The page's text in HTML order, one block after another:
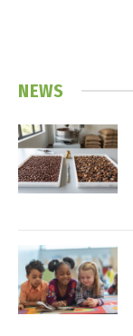
NEWS